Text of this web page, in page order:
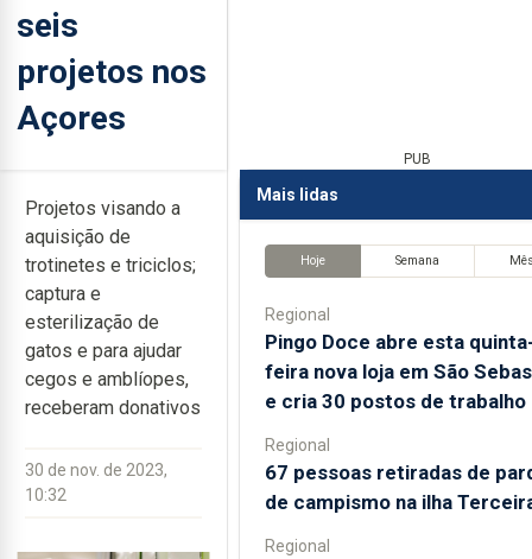
seis
projetos nos
Açores
Projetos visando a
aquisição de
trotinetes e triciclos;
captura e
esterilização de
gatos e para ajudar
cegos e amblíopes,
receberam donativos
30 de nov. de 2023,
10:32
PUB
Mais lidas
Hoje Semana
Regional
Pingo Doce abre esta
feira nova loja em São
e cria 30 postos de trabalho
Regional
67 pessoas retiradas de
de campismo na ilha
Regional